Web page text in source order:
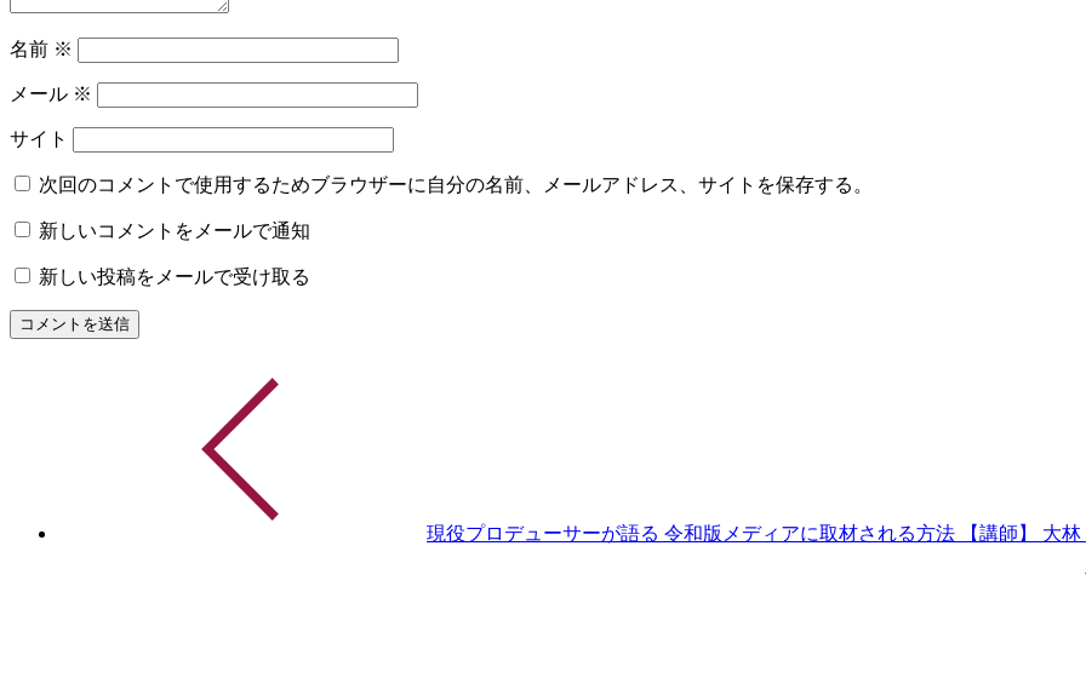
名前 ※
メール ※
サイト
次回のコメントで使用するためブラウザーに自分の名前、メールアドレス、サイトを保存する。
新しいコメントをメールで通知
新しい投稿をメールで受け取る
現役プロデューサーが語る 令和版メディアに取材される⽅法 【講師】 ⼤